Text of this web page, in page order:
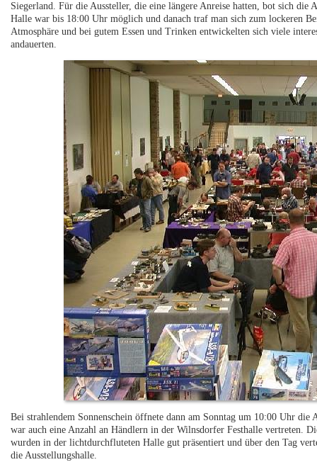
Siegerland. Für die Aussteller, die eine längere Anreise hatten, bot sich
Halle war bis 18:00 Uhr möglich und danach traf man sich zum lockeren
Atmosphäre und bei gutem Essen und Trinken entwickelten sich viele
andauerten.
Bei strahlendem Sonnenschein öffnete dann am Sonntag um 10:00 Uhr
war auch eine Anzahl an Händlern in der Wilnsdorfer Festhalle vertreten.
wurden in der lichtdurchfluteten Halle gut präsentiert und über den Tag
die Ausstellungshalle.